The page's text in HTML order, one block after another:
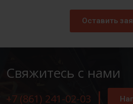
Оставить
Свяжитесь с нами
+7 (861) 241-02-03